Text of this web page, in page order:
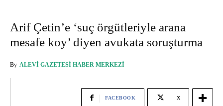
Arif Çetin’e ‘suç örgütleriyle arana
mesafe koy’ diyen avukata soruşturma
By ALEVI GAZETESI HABER MERKEZI
FACEBOOK X